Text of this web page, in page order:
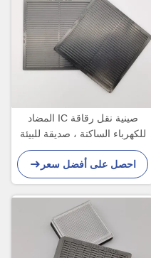
صينية نقل رقاقة IC المضاد
للكهرباء الساكنة ، صديقة للبيئة
احصل على أفضل سعر